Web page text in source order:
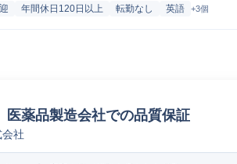
年間休日120日以上 転勤なし 英語 +3個
医薬品製造会社での品質保証
社